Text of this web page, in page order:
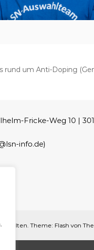
rund um Anti-Doping
Fricke-Weg 10 |
info.de)
Theme: Flash von